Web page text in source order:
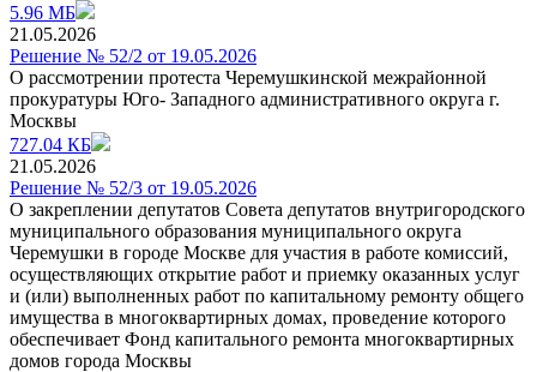
5.96 МБ
21.05.2026
Решение № 52/2 от 19.05.2026
О рассмотрении протеста Черемушкинской межрайонной
прокуратуры Юго- Западного административного округа г.
Москвы
727.04 КБ
21.05.2026
Решение № 52/3 от 19.05.2026
О закреплении депутатов Совета депутатов внутригородского
муниципального образования муниципального округа
Черемушки в городе Москве для участия в работе комиссий,
осуществляющих открытие работ и приемку оказанных услуг
и (или) выполненных работ по капитальному ремонту общего
имущества в многоквартирных домах, проведение которого
обеспечивает Фонд капитального ремонта многоквартирных
домов города Москвы